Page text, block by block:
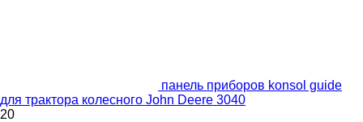
панель приборов konsol guide
для трактора колесного John Deere 3040
20